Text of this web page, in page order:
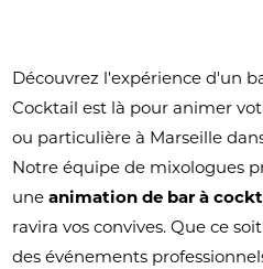
Découvrez l'expérience d'un
Cocktail est là pour animer
ou particulière à Marseille
Notre équipe de mixologues
uneanimation de bar à
ravira vos convives. Que ce
des événements